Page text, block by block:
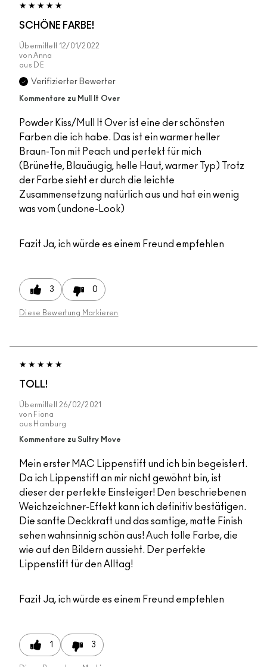
SCHÖNE FARBE!
Übermittelt 12/01/2022
von Anna
aus
DE
Verifizierter Bewerter
Kommentare zu Mull It Over
Powder Kiss/Mull It Over ist eine der schönsten
Farben die ich habe. Das ist ein warmer heller
Braun-Ton mit Peach und perfekt für mich
(Brünette, Blauäugig, helle Haut, warmer Typ) Trotz
der Farbe sieht er durch die leichte
Zusammensetzung natürlich aus und hat ein wenig
was vom (undone-Look)
Fazit Ja, ich würde es einem Freund empfehlen
3 0
Diese Bewertung Markieren
TOLL!
Übermittelt 26/02/2021
von Fiona
aus Hamburg
Kommentare zu Sultry Move
Mein erster MAC Lippenstift und ich bin begeistert.
Da ich Lippenstift an mir nicht gewöhnt bin, ist
dieser der perfekte Einsteiger! Den beschriebenen
Weichzeichner-Effekt kann ich definitiv bestätigen.
Die sanfte Deckkraft und das samtige, matte Finish
sehen wahnsinnig schön aus! Auch tolle Farbe, die
wie auf den Bildern aussieht. Der perfekte
Lippenstift für den Alltag!
Fazit Ja, ich würde es einem Freund empfehlen
1 3